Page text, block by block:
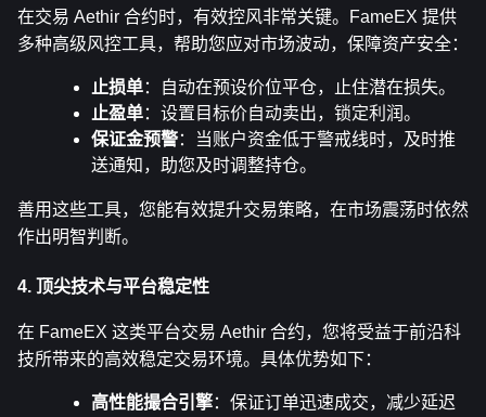
在交易 Aethir 合约时，有效控风非常关键。FameEX 提供
多种高级风控工具，帮助您应对市场波动，保障资产安全：
止损单：自动在预设价位平仓，止住潜在损失。
止盈单：设置目标价自动卖出，锁定利润。
保证金预警：当账户资金低于警戒线时，及时推
送通知，助您及时调整持仓。
善用这些工具，您能有效提升交易策略，在市场震荡时依然
作出明智判断。
4. 顶尖技术与平台稳定性
在 FameEX 这类平台交易 Aethir 合约，您将受益于前沿科
技所带来的高效稳定交易环境。具体优势如下：
高性能撮合引擎：保证订单迅速成交，减少延迟